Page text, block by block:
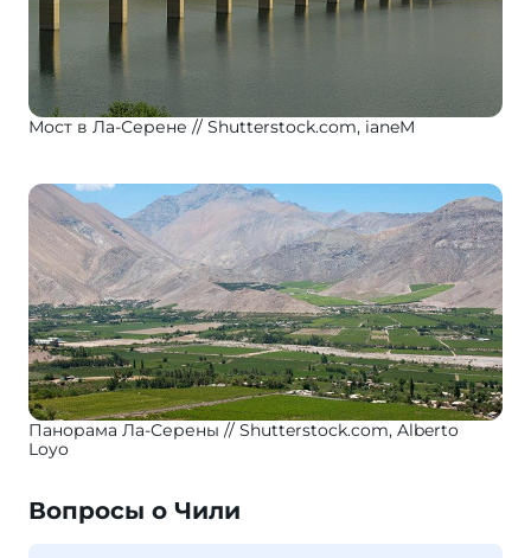
Мост в Ла-Серене Shutterstock.com, ianeM
Панорама Ла-Серены
Shutterstock.com, Alberto
Loyo
Вопросы о Чили